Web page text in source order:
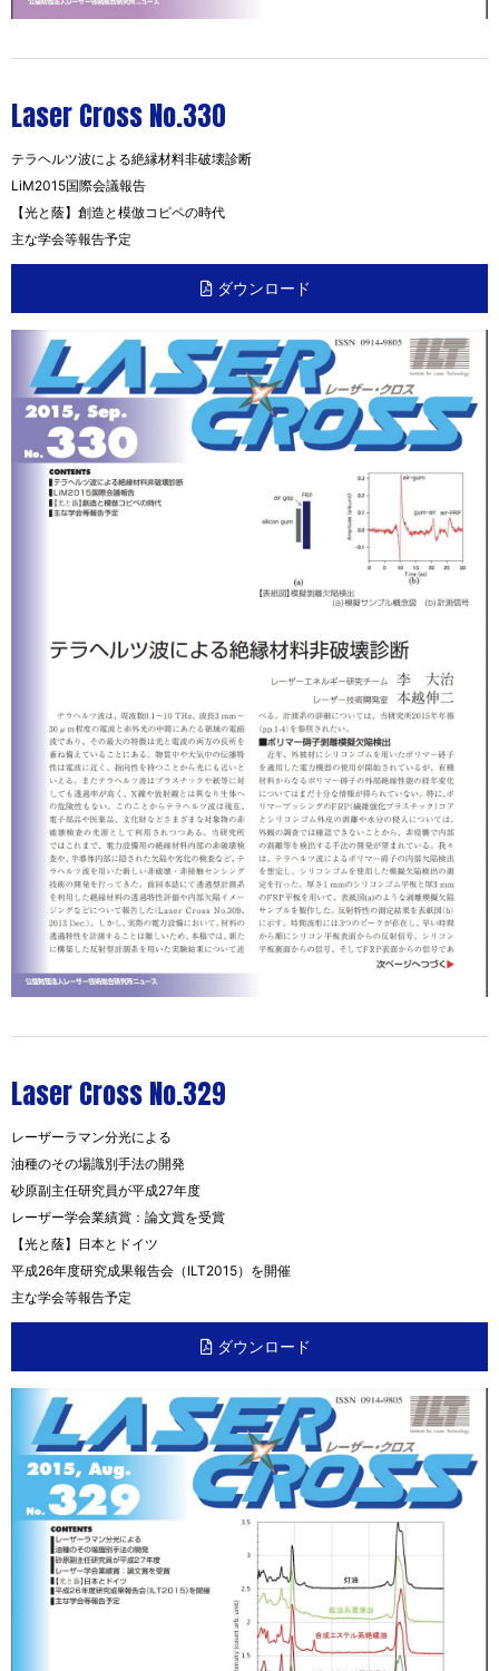
Laser Cross No.330
テラヘルツ波による絶縁材料非破壊診断
LiM2015国際会議報告
【光と蔭】創造と模倣コピペの時代
主な学会等報告予定
ダウンロード
Laser Cross No.329
レーザーラマン分光による
油種のその場識別手法の開発
砂原副主任研究員が平成27年度
レーザー学会業績賞：論文賞を受賞
【光と蔭】日本とドイツ
平成26年度研究成果報告会（ILT2015）を開催
主な学会等報告予定
ダウンロード